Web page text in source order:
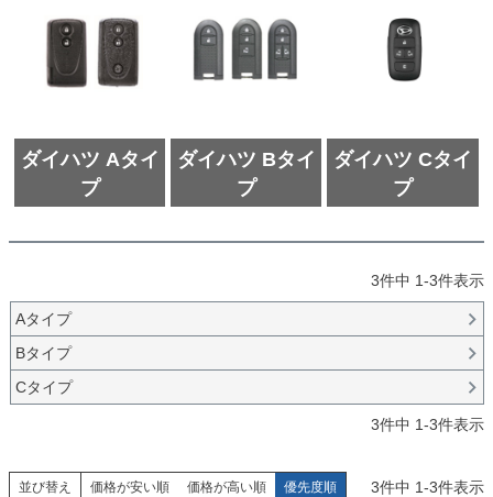
ダイハツ Aタイ
プ
ダイハツ Bタイ
プ
ダイハツ Cタイ
プ
3件中 1-3件表示
Aタイプ
Bタイプ
Cタイプ
3件中 1-3件表示
並び替え 価格が安い順 価格が高い順 優先度順 3件中 1-3件表示